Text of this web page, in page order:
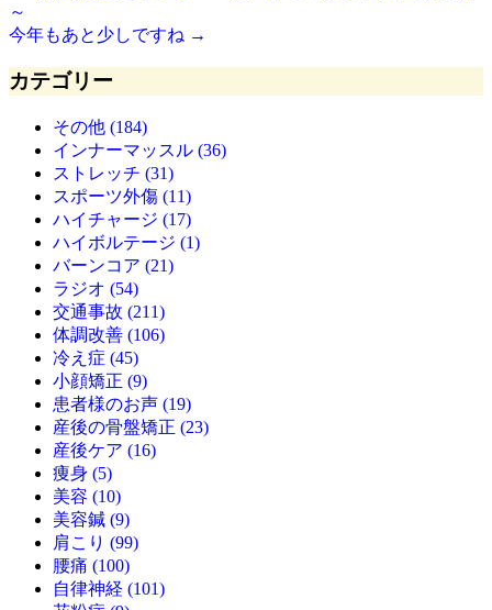
～
今年もあと少しですね →
カテゴリー
その他 (184)
インナーマッスル (36)
ストレッチ (31)
スポーツ外傷 (11)
ハイチャージ (17)
ハイボルテージ (1)
バーンコア (21)
ラジオ (54)
交通事故 (211)
体調改善 (106)
冷え症 (45)
小顔矯正 (9)
患者様のお声 (19)
産後の骨盤矯正 (23)
産後ケア (16)
痩身 (5)
美容 (10)
美容鍼 (9)
肩こり (99)
腰痛 (100)
自律神経 (101)